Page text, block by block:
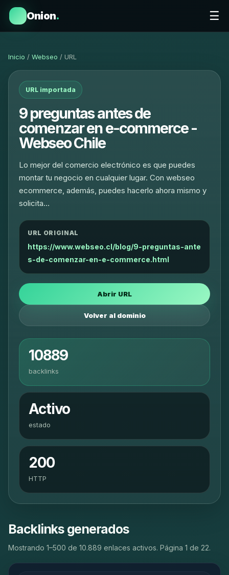
Onion. ☰
Inicio / Webseo / URL
URL importada
9 preguntas antes de
comenzar en e-commerce -
Webseo Chile
Lo mejor del comercio electrónico es que puedes
montar tu negocio en cualquier lugar. Con webseo
ecommerce, además, puedes hacerlo ahora mismo y
solicita…
URL ORIGINAL
https://www.webseo.cl/blog/9-preguntas-ante
s-de-comenzar-en-e-commerce.html
Abrir URL
Volver al dominio
10889
backlinks
Activo
estado
200
HTTP
Backlinks generados
Mostrando 1–500 de 10.889 enlaces activos. Página 1 de 22.